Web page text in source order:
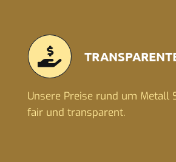
Unsere Preise rund um Metall
fair und transparent.